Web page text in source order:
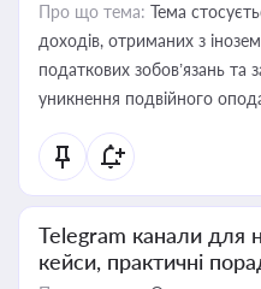
Про що тема: Тема
доходів, отриманих з
податкових зобов’язань та
уникнення подвійного
Telegram канали для
кейси, практичні